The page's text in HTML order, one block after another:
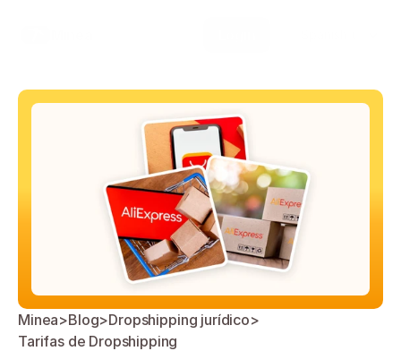
Minea>Blog>Dropshipping jurídico>
Tarifas de Dropshipping